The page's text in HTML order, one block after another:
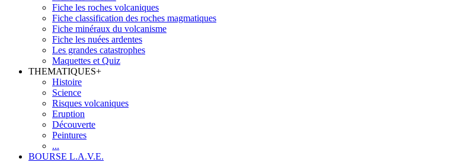
Fiche les roches volcaniques
Fiche classification des roches magmatiques
Fiche minéraux du volcanisme
Fiche les nuées ardentes
Les grandes catastrophes
Maquettes et Quiz
THEMATIQUES+
Histoire
Science
Risques volcaniques
Eruption
Découverte
Peintures
...
BOURSE L.A.V.E.